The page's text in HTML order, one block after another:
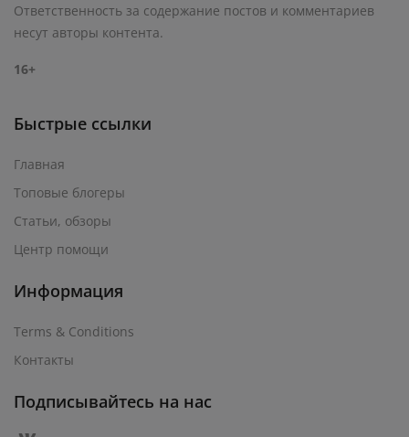
Ответственность за содержание постов и комментариев
несут авторы контента.
16+
Быстрые ссылки
Главная
Топовые блогеры
Статьи, обзоры
Центр помощи
Информация
Terms & Conditions
Контакты
Подписывайтесь на нас